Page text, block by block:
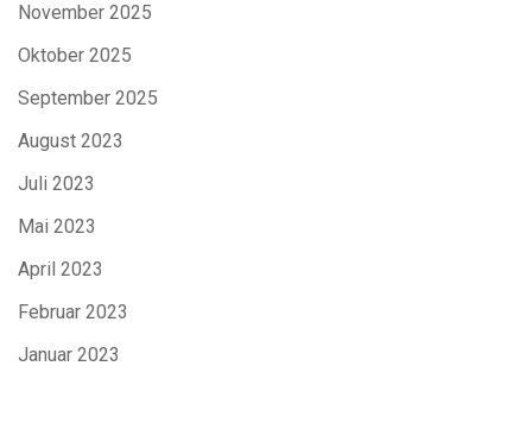
November 2025
Oktober 2025
September 2025
August 2023
Juli 2023
Mai 2023
April 2023
Februar 2023
Januar 2023